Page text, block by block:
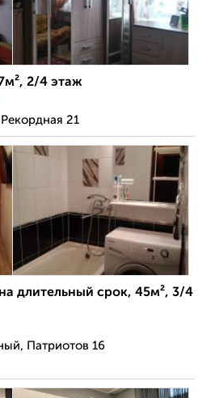
2/4 этаж
21
длительный срок, 45м², 3/4
Патриотов 16